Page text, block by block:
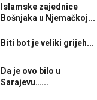
Islamske zajednice
Bošnjaka u Njemačkoj...
Biti bot je veliki grijeh...
Da je ovo bilo u
Sarajevu…...